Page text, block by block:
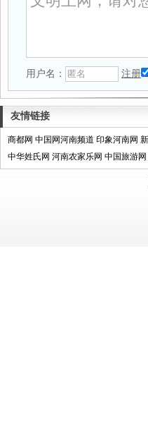
用户名： 注册
友情链接
商都网 中国网河南频道 印象河南网
中华姓氏网 河南农家乐网 中国旅游网